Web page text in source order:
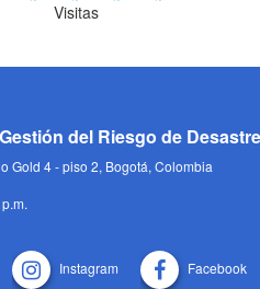
Visitas
del Riesgo de
Gold 4 - piso 2, Bogotá, Colombia
Instagram Facebook